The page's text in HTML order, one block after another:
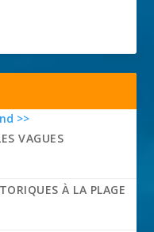
>>
VAGUES
À LA PLAGE